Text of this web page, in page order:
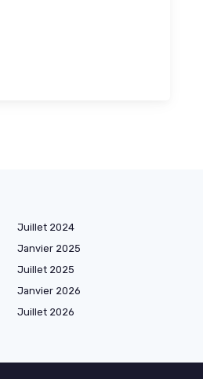
Juillet 2024
Janvier 2025
Juillet 2025
Janvier 2026
Juillet 2026